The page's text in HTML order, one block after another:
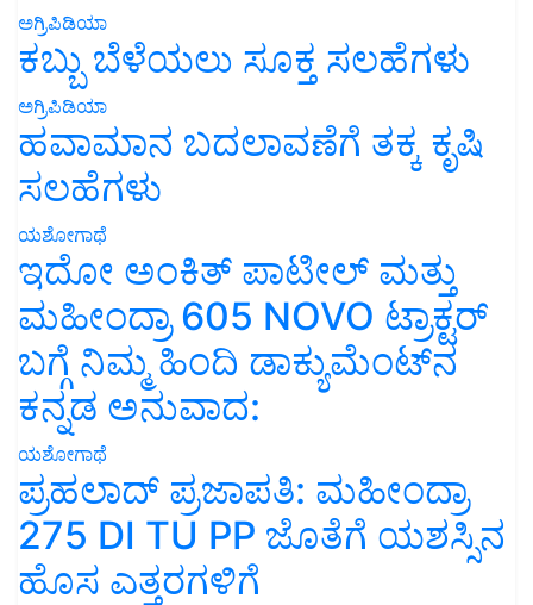
ಅಗ್ರಿಪಿಡಿಯಾ
ಕಬ್ಬು ಬೆಳೆಯಲು ಸೂಕ್ತ ಸಲಹೆಗಳು
ಅಗ್ರಿಪಿಡಿಯಾ
ಹವಾಮಾನ ಬದಲಾವಣೆಗೆ ತಕ್ಕ ಕೃಷಿ
ಸಲಹೆಗಳು
ಯಶೋಗಾಥೆ
ಇದೋ ಅಂಕಿತ್ ಪಾಟೀಲ್ ಮತ್ತು
ಮಹೀಂದ್ರಾ 605 NOVO ಟ್ರಾಕ್ಟರ್
ಬಗ್ಗೆ ನಿಮ್ಮ ಹಿಂದಿ ಡಾಕ್ಯುಮೆಂಟ್‌ನ
ಕನ್ನಡ ಅನುವಾದ:
ಯಶೋಗಾಥೆ
ಪ್ರಹಲಾದ್ ಪ್ರಜಾಪತಿ: ಮಹೀಂದ್ರಾ
275 DI TU PP ಜೊತೆಗೆ ಯಶಸ್ಸಿನ
ಹೊಸ ಎತ್ತರಗಳಿಗೆ